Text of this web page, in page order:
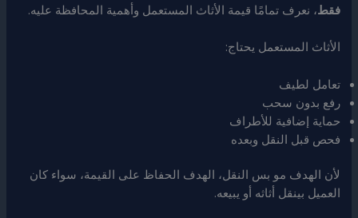
فقط، نعرف تمامًا قيمة الأثاث المستعمل وأهمية المحافظة عليه.
الأثاث المستعمل يحتاج:
تعامل لطيف
رفع بدون سحب
حماية إضافية للأطراف
فحص قبل النقل وبعده
لأن الهدف مو بس النقل، الهدف الحفاظ على القيمة، سواء كان
العميل بينقل أثاثه أو يبيعه.